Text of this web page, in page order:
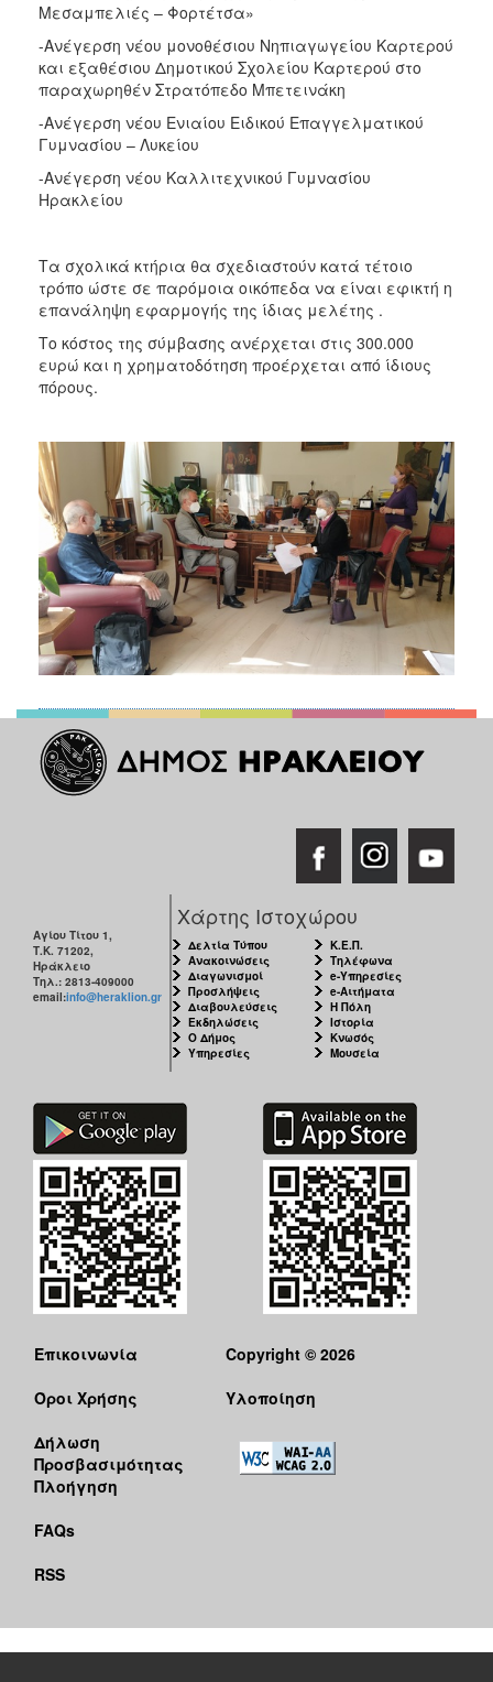
Μεσαμπελιές – Φορτέτσα»
-Ανέγερση νέου μονοθέσιου Νηπιαγωγείου Καρτερού
και εξαθέσιου Δημοτικού Σχολείου Καρτερού στο
παραχωρηθέν Στρατόπεδο Μπετεινάκη
-Ανέγερση νέου Ενιαίου Ειδικού Επαγγελματικού
Γυμνασίου – Λυκείου
-Ανέγερση νέου Καλλιτεχνικού Γυμνασίου
Ηρακλείου
Τα σχολικά κτήρια θα σχεδιαστούν κατά τέτοιο
τρόπο ώστε σε παρόμοια οικόπεδα να είναι εφικτή η
επανάληψη εφαρμογής της ίδιας μελέτης .
Το κόστος της σύμβασης ανέρχεται στις 300.000
ευρώ και η χρηματοδότηση προέρχεται από ίδιους
πόρους.
Αγίου Τίτου 1,
Τ.Κ. 71202,
Ηράκλειο
Τηλ.: 2813-409000
email:info@heraklion.gr
Χάρτης Ιστοχώρου
Δελτία Τύπου
Ανακοινώσεις
Διαγωνισμοί
Προσλήψεις
Διαβουλεύσεις
Εκδηλώσεις
Ο Δήμος
Υπηρεσίες
Κ.Ε.Π.
Τηλέφωνα
e-Υπηρεσίες
e-Αιτήματα
Η Πόλη
Ιστορία
Κνωσός
Μουσεία
Επικοινωνία
Όροι Χρήσης
Δήλωση
Προσβασιμότητας
Πλοήγηση
FAQs
RSS
Copyright © 2026
Υλοποίηση